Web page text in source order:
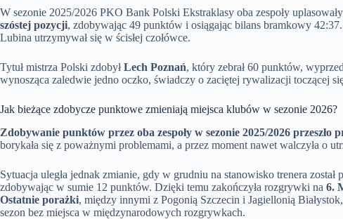
W sezonie 2025/2026 PKO Bank Polski Ekstraklasy oba zespoły
szóstej pozycji, zdobywając 49 punktów i osiągając bilans bramkowy
Lubina utrzymywał się w ścisłej czołówce.
Tytuł mistrza Polski zdobyłLech Poznań, który zebrał 60 punktów,
wynosząca zaledwie jedno oczko, świadczy o zaciętej rywalizacji toczącej
Jak bieżące zdobycze punktowe zmieniają miejsca klubów w sezonie 2026?
Zdobywanie punktów przez oba zespoły w sezonie 2025/2026 przeszło
borykała się z poważnymi problemami, a przez moment nawet walczyła o
Sytuacja uległa jednak zmianie, gdy w grudniu na stanowisko trenera został
zdobywając w sumie 12 punktów. Dzięki temu zakończyła rozgrywki na 6.
Ostatnie porażki, między innymi z Pogonią Szczecin i Jagiellonią
sezon bez miejsca w międzynarodowych rozgrywkach.